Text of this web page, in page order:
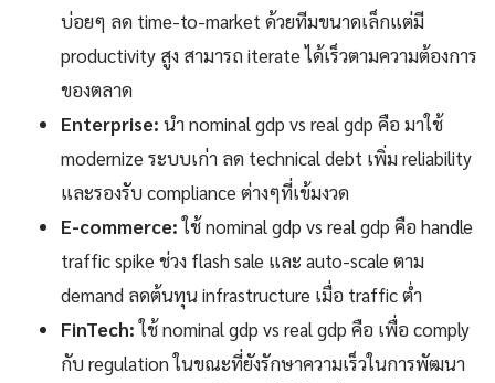
บ่อยๆ ลด time-to-market ด้วยทีมขนาดเล็กแต่มี
productivity สูง สามารถ iterate ได้เร็วตามความต้องการ
ของตลาด
Enterprise: นำ nominal gdp vs real gdp คือ มาใช้
modernize ระบบเก่า ลด technical debt เพิ่ม reliability
และรองรับ compliance ต่างๆที่เข้มงวด
E-commerce:ใช้ nominal gdp vs real gdp คือ handle
traffic spike ช่วง flash sale และ auto-scale ตาม
demand ลดต้นทุน infrastructure เมื่อ traffic ต่ำ
FinTech:ใช้ nominal gdp vs real gdp คือ เพื่อ comply
กับ regulation ในขณะที่ยังรักษาความเร็วในการพัฒนา